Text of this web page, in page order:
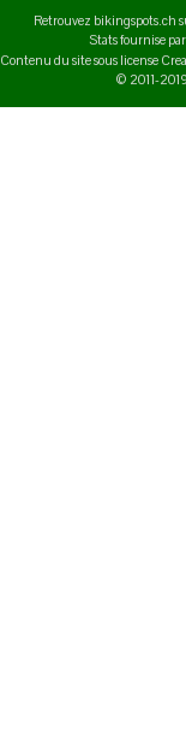
Retrouvez bikingspots.ch
Stats fournise
Contenu du site sous license
© 2011-